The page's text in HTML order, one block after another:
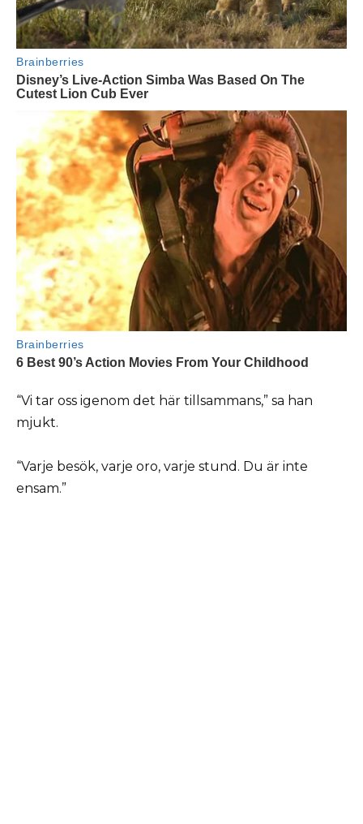
“Vi tar oss igenom det här tillsammans,” sa han
mjukt.
“Varje besök, varje oro, varje stund. Du är inte
ensam.”